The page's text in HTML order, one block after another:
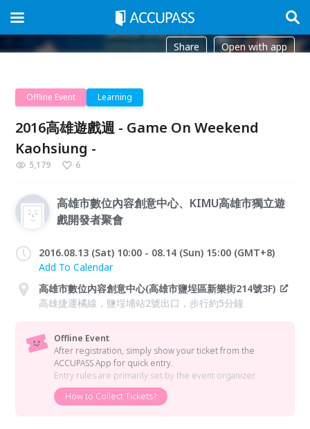
Share Open with app
Offline Event Learning
2016高雄遊戲週 - Game On Weekend
Kaohsiung -
5,179 6
高雄市數位內容創意中心、KIMU高雄市獨立遊
戲開發者聚會
2016.08.13 (Sat) 10:00 - 08.14 (Sun) 15:00 (GMT+8)
Add To Calendar
高雄市數位內容創意中心(高雄市鹽埕區新樂街214號3F)
高雄捷運橘線，鹽埕埔站2號出口，步行約5分鐘
Offline Event
After registration, simply show your ticket from the
ACCUPASS App for quick entry.
Entry rules are primarily set by the event organizer.
How to Collect Tickets?